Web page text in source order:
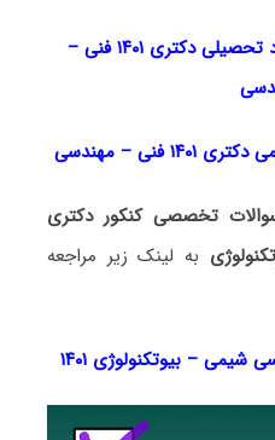
تحصیلی دکتری
۱۴۰۱ فنی –
فنی – مهندسی
تخصصی کنکور دکتری
به لینک زیر مراجعه
– بیوتکنولوژی ۱۴۰۱